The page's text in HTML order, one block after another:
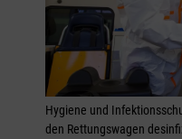
Hygiene und
den Rettungswagen